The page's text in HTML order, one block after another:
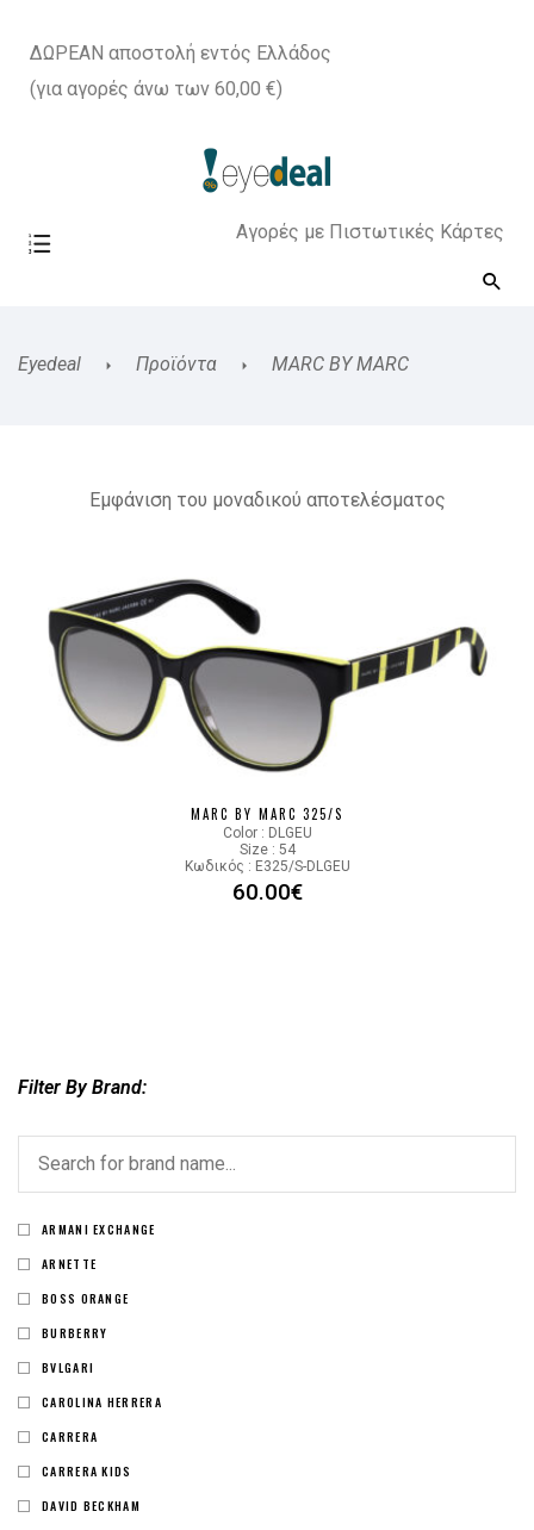
ΔΩΡΕΑΝ αποστολή εντός Ελλάδος
(για αγορές άνω των 60,00 €)
Αγορές με Πιστωτικές Κάρτες
Eyedeal Προϊόντα MARC BY MARC
Εμφάνιση του μοναδικού αποτελέσματος
MARC BY MARC 325/S
Color : DLGEU
Size : 54
Κωδικός : E325/S-DLGEU
60.00€
Filter By Brand
ARMANI EXCHANGE
ARNETTE
BOSS ORANGE
BURBERRY
BVLGARI
CAROLINA HERRERA
CARRERA
CARRERA KIDS
DAVID BECKHAM